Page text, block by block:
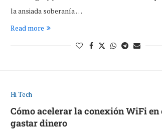
la ansiada soberanía …
Read more
Hi Tech
Cómo acelerar la conexión WiFi en
gastar dinero